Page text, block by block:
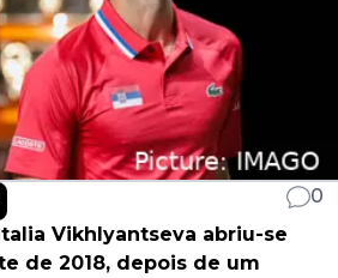
0
Vikhlyantseva abriu-se
de 2018, depois de um